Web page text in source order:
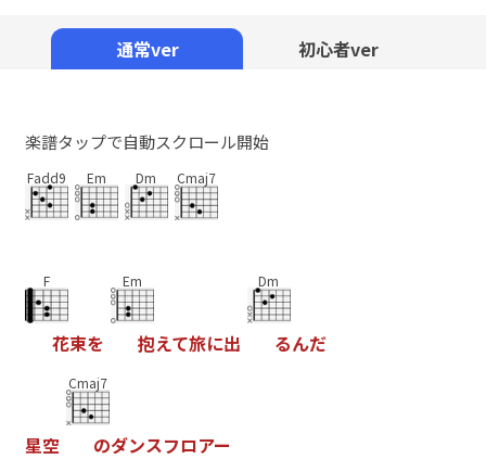
通常ver 初心者ver
楽譜タップで自動スクロール開始
Fadd9 Em Dm Cmaj7
F
花束を
Em
抱えて旅に出
Dm
るんだ
星空
Cmaj7
のダンスフロアー